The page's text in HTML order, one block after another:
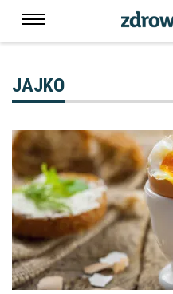
JAJKO